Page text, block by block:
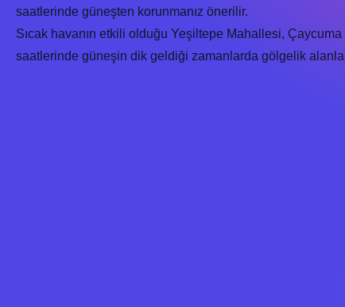
saatlerinde güneşten korunmanız önerilir.
Sıcak havanın etkili olduğu Yeşiltepe Mahallesi,
saatlerinde güneşin dik geldiği zamanlarda gölgelik